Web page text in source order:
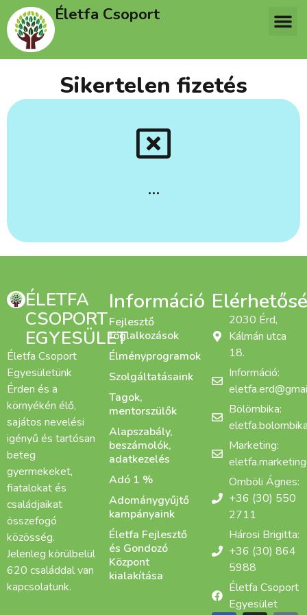
Életfa Csoport
Sikertelen fizetés
…
ÉLETFA
CSOPORT
EGYESÜLET
Életfa Csoport
Egyesületünk
Érden és a
környékén élő,
sajátos nevelési
igényű és tartósan
beteg
gyermekeket,
fiatalokat és
családjaikat
összefogó
közösség.
Jelenleg körülbelül
620 családdal van
kapcsolatunk.
Információ
Fejlesztő
foglalkozások
Élményprogramok
Szolgáltatásaink
Tagok,
mentorszülők
Alapszabály,
beszámolók,
adatkezelés
Adó 1 %
Adománygyűjtő
kampányaink
Életfa Fejlesztő
és Gondozó
Központ
kialakítása
2030 Érd,
Kálmán utca
18.
Információ:
Bölömbika:
Marketing:
Ömböli Ágnes:
+36 (30) 550
2711
Hárosi Brigitta:
+36 (30) 864
5988
Életfa Csoport
Egyesület